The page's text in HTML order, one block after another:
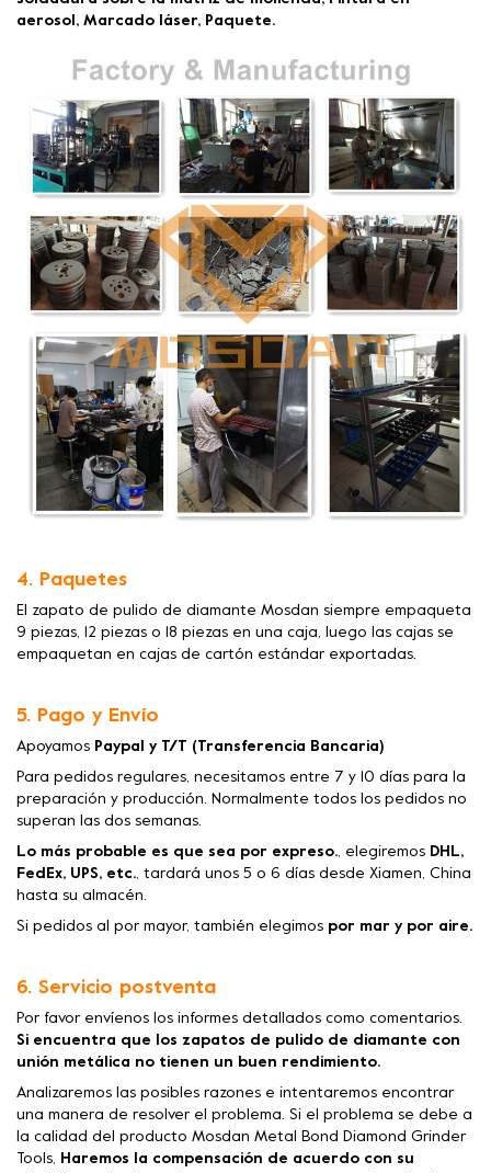
aerosol, Marcado láser, Paquete.
4. Paquetes
El zapato de pulido de diamante Mosdan siempre empaqueta
9 piezas, 12 piezas o 18 piezas en una caja, luego las cajas se
empaquetan en cajas de cartón estándar exportadas.
5. Pago y Envío
Apoyamos Paypal y T/T (Transferencia Bancaria)
Para pedidos regulares, necesitamos entre 7 y 10 días para la
preparación y producción. Normalmente todos los pedidos no
superan las dos semanas.
Lo más probable es que sea por expreso., elegiremos DHL,
FedEx, UPS, etc., tardará unos 5 o 6 días desde Xiamen, China
hasta su almacén.
Si pedidos al por mayor, también elegimos por mar y por aire.
6. Servicio postventa
Por favor envíenos los informes detallados como comentarios.
Si encuentra que los zapatos de pulido de diamante con
unión metálica no tienen un buen rendimiento.
Analizaremos las posibles razones e intentaremos encontrar
una manera de resolver el problema. Si el problema se debe a
la calidad del producto Mosdan Metal Bond Diamond Grinder
Tools, Haremos la compensación de acuerdo con su